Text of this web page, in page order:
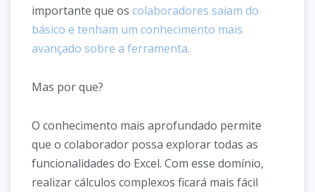
importante que os colaboradores saiam do
básico e tenham um conhecimento mais
avançado sobre a ferramenta.
Mas por que?
O conhecimento mais aprofundado permite
que o colaborador possa explorar todas as
funcionalidades do Excel. Com esse domínio,
realizar cálculos complexos ficará mais fácil